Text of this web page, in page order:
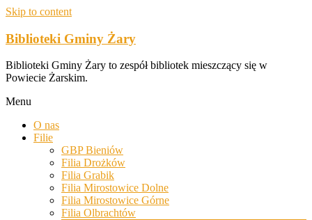
Skip to content
Biblioteki Gminy Żary
Biblioteki Gminy Żary to zespół bibliotek mieszczący się w
Powiecie Żarskim.
Menu
O nas
Filie
GBP Bieniów
Filia Drożków
Filia Grabik
Filia Mirostowice Dolne
Filia Mirostowice Górne
Filia Olbrachtów